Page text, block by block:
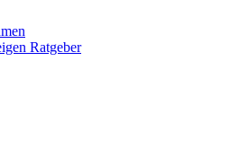
Ratgeber